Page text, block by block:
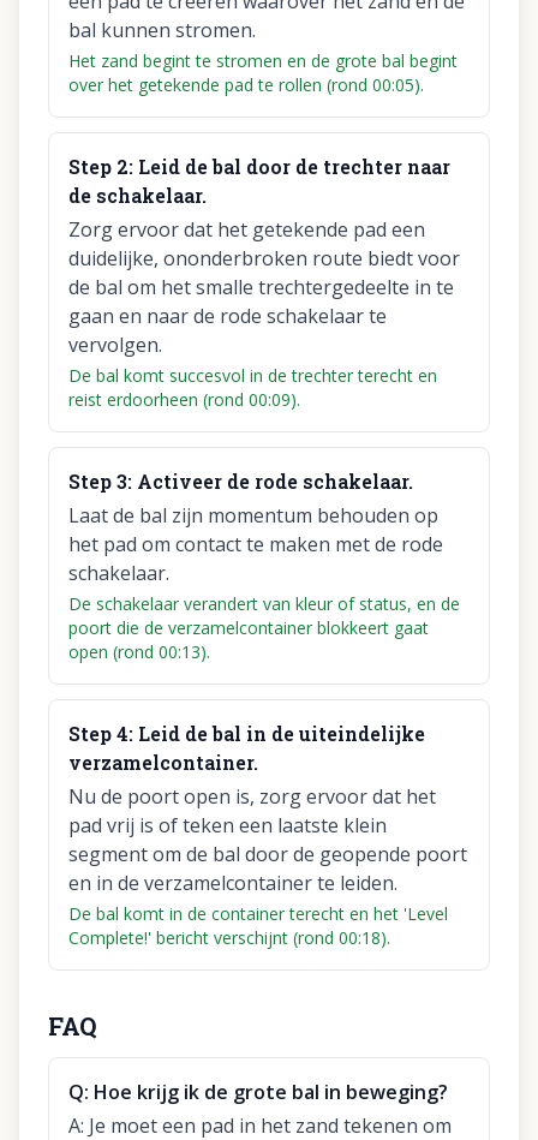
bal kunnen stromen.
Het zand begint te stromen en de grote bal begint
over het getekende pad te rollen (rond 00:05).
Step 2: Leid de bal door de trechter naar
de schakelaar.
Zorg ervoor dat het getekende pad een
duidelijke, ononderbroken route biedt voor
de bal om het smalle trechtergedeelte in te
gaan en naar de rode schakelaar te
vervolgen.
De bal komt succesvol in de trechter terecht en
reist erdoorheen (rond 00:09).
Step3: Activeer de rode schakelaar.
Laat de bal zijn momentum behouden op
het pad om contact te maken met de rode
schakelaar.
De schakelaar verandert van kleur of status, en de
poort die de verzamelcontainer blokkeert gaat
open (rond 00:13).
Step4: Leid de bal in de uiteindelijke
verzamelcontainer.
Nu de poort open is, zorg ervoor dat het
pad vrij is of teken een laatste klein
segment om de bal door de geopende poort
en in de verzamelcontainer te leiden.
De bal komt in de container terecht en het 'Level
Complete!' bericht verschijnt (rond 00:18).
FAQ
Q: Hoe krijg ik de grote bal in beweging?
A: Je moet een pad in het zand tekenen om